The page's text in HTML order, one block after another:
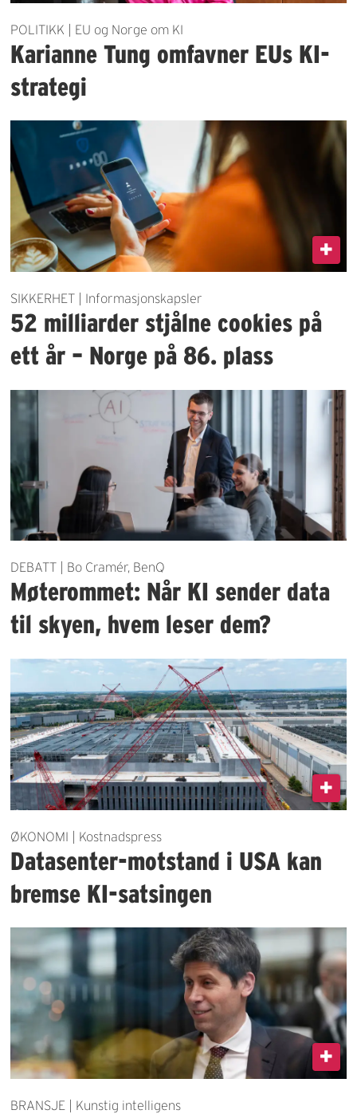
POLITIKK | EU og Norge om KI
Karianne Tung omfavner EUs KI-
strategi
SIKKERHET | Informasjonskapsler
52 milliarder stjålne cookies på
ett år – Norge på 86. plass
DEBATT | Bo Cramér, BenQ
Møterommet: Når KI sender data
til skyen, hvem leser dem?
ØKONOMI | Kostnadspress
Datasenter-motstand i USA kan
bremse KI-satsingen
BRANSJE | Kunstig intelligens